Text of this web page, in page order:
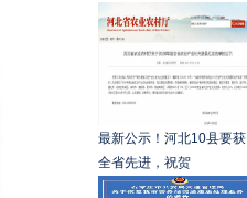
最新公示！河北10县要获
全省先进，祝贺